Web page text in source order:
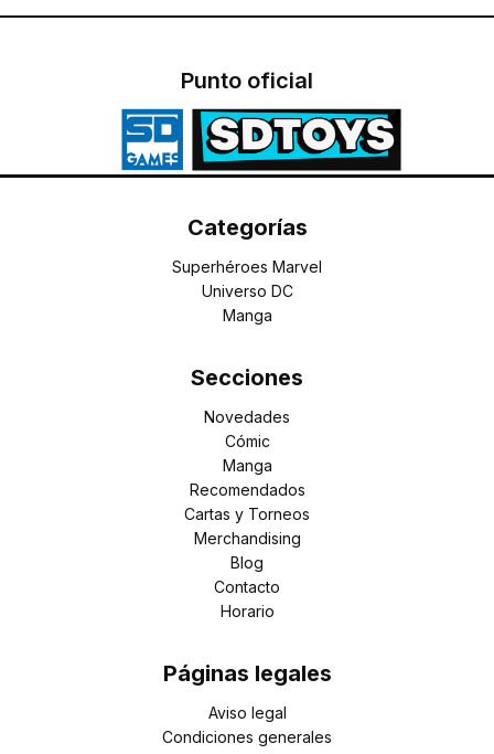
Punto oficial
Categorías
Superhéroes Marvel
Universo DC
Manga
Secciones
Novedades
Cómic
Manga
Recomendados
Cartas y Torneos
Merchandising
Blog
Contacto
Horario
Páginas legales
Aviso legal
Condiciones generales